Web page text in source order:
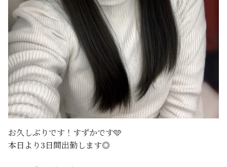
お久しぶりです！すずかです️🩵
本日より3日間出勤します◎